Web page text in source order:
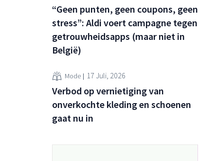
“Geen punten, geen coupons, geen
stress”: Aldi voert campagne tegen
getrouwheidsapps (maar niet in
België)
Mode 17 Juli, 2026
Verbod op vernietiging van
onverkochte kleding en schoenen
gaat nu in